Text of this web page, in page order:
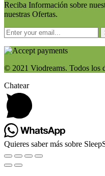
Reciba Información sobre
nuestras Ofertas.
© 2021 Viodreams. Todos los
Chatear
Quieres saber más sobre